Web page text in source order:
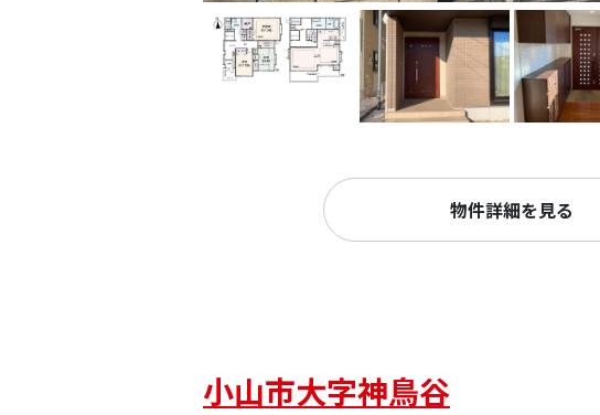
物件詳細を見る
小山市大字神鳥谷